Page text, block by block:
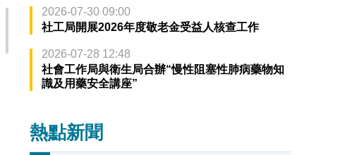
2026-07-30 09:00
社工局開展2026年度敬老金受益人核查工作
2026-07-28 12:48
社會工作局與衛生局合辦“慢性阻塞性肺病藥物知
識及用藥安全講座”
熱點新聞